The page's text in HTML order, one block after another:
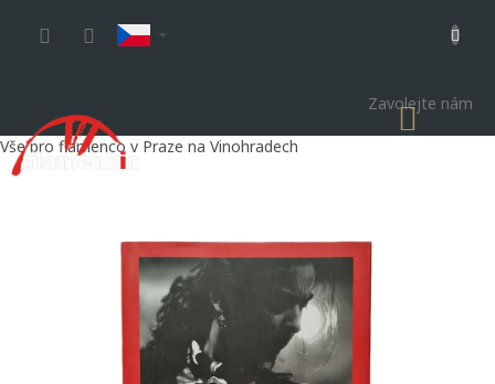
Zavolejte nám
Vše pro flamenco v Praze na Vinohradech
KOŠÍK